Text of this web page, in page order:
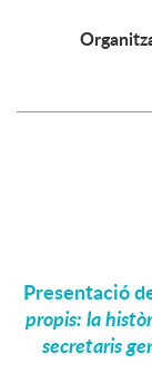
Presentació
propis: la
secretaris